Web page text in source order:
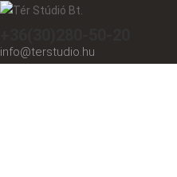
info@terstudio.hu